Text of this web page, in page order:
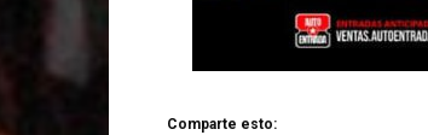
Comparte esto: